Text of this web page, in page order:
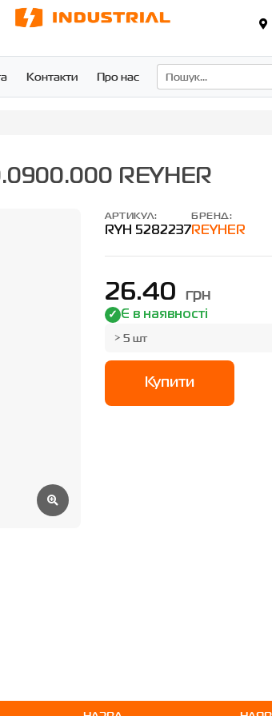
Контакти Про нас
REYHER
АРТИКУЛ:
RYH 5282237
БРЕНД:
REYHER
26.40 грн
Є в наявності
> 5 шт
Купити